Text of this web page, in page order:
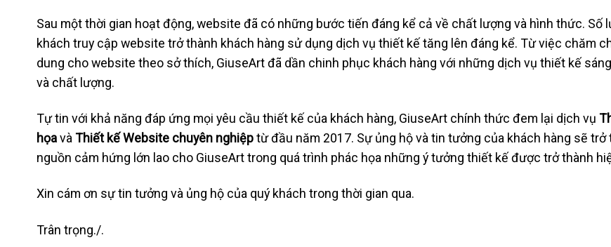
Sau một thời gian hoạt động, website đã có những bước tiến đáng kể cả về chất lượng và hình thức. Số
khách truy cập website trở thành khách hàng sử dụng dịch vụ thiết kế tăng lên đáng kể. Từ việc chăm
dung cho website theo sở thích, GiuseArt đã dần chinh phục khách hàng với những dịch vụ thiết kế
và chất lượng.
Tự tin với khả năng đáp ứng mọi yêu cầu thiết kế của khách hàng, GiuseArt chính thức đem lại dịch vụ
họavà Thiết kế Website chuyên nghiệptừ đầu năm 2017. Sự ủng hộ và tin tưởng của khách hàng sẽ trở
nguồn cảm hứng lớn lao cho GiuseArt trong quá trình phác họa những ý tưởng thiết kế được trở thành
Xin cám ơn sự tin tưởng và ủng hộ của quý khách trong thời gian qua.
Trân trọng./.